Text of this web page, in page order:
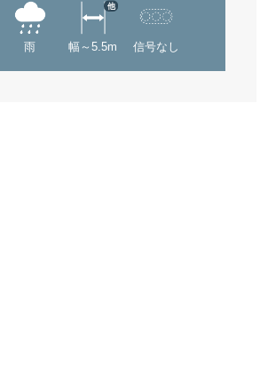
雨 幅～5.5m
他
信号なし